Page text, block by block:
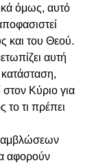
όμως, αυτό
και του Θεού.
αυτή
κατάσταση,
Κύριο για
τι πρέπει
αφορούν